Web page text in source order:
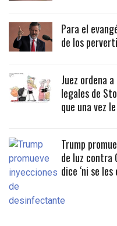
Para el
de los
Juez ordena
legales de
que una vez
Trump
de luz contra
dice ‘ni se